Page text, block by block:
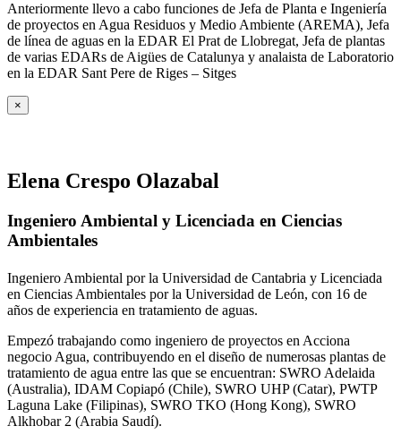
Anteriormente llevo a cabo funciones de Jefa de Planta e Ingeniería
de proyectos en Agua Residuos y Medio Ambiente (AREMA), Jefa
de línea de aguas en la EDAR El Prat de Llobregat, Jefa de plantas
de varias EDARs de Aigües de Catalunya y analaista de Laboratorio
en la EDAR Sant Pere de Riges – Sitges
×
Elena Crespo Olazabal
Ingeniero Ambiental y Licenciada en Ciencias
Ambientales
Ingeniero Ambiental por la Universidad de Cantabria y Licenciada
en Ciencias Ambientales por la Universidad de León, con 16 de
años de experiencia en tratamiento de aguas.
Empezó trabajando como ingeniero de proyectos en Acciona
negocio Agua, contribuyendo en el diseño de numerosas plantas de
tratamiento de agua entre las que se encuentran: SWRO Adelaida
(Australia), IDAM Copiapó (Chile), SWRO UHP (Catar), PWTP
Laguna Lake (Filipinas), SWRO TKO (Hong Kong), SWRO
Alkhobar 2 (Arabia Saudí).